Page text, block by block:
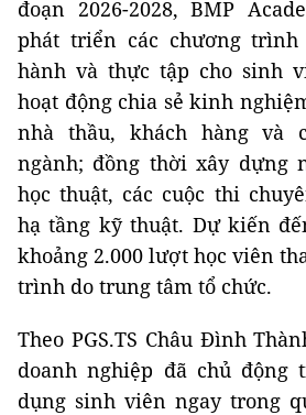
đoạn 2026-2028, BMP
phát triển các chương
hành và thực tập cho sinh
hoạt động chia sẻ kinh
nhà thầu, khách hàng và
ngành; đồng thời xây dựng
học thuật, các cuộc thi
hạ tầng kỹ thuật. Dự kiến
khoảng 2.000 lượt học viên
trình do trung tâm tổ chức.
Theo PGS.TS Châu Đình
doanh nghiệp đã chủ động
dụng sinh viên ngay trong